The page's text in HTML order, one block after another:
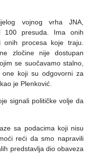
vojnog vrha JNA,
100 presuda. Ima onih
procesa koje traju.
zločine nije dostupan
se suočavamo stalno,
koji su odgovorni za
je Plenković.
signali političke volje da
sa podacima koji nisu
reći da smo napravili
predstavlja dio obaveza